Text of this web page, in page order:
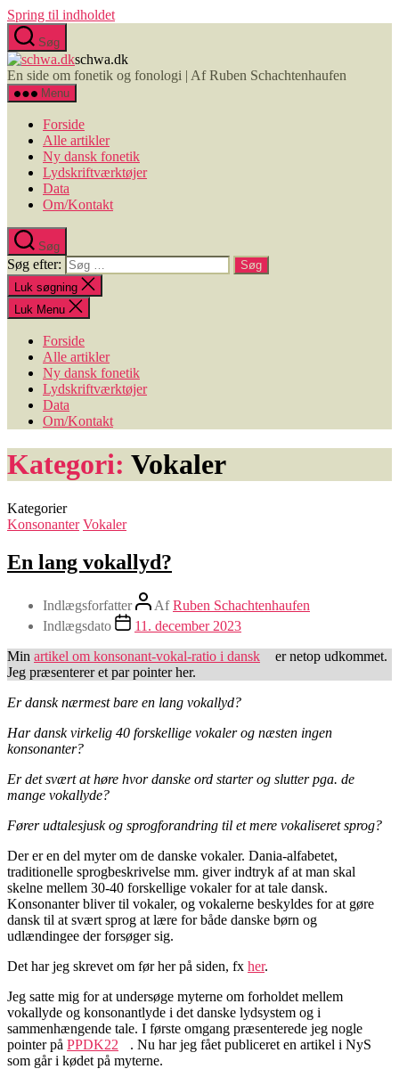
Spring til indholdet
Søg
schwa.dk
En side om fonetik og fonologi | Af Ruben Schachtenhaufen
Menu
Forside
Alle artikler
Ny dansk fonetik
Lydskriftværktøjer
Data
Om/Kontakt
Søg
Søg efter:
Luk søgning
Luk Menu
Forside
Alle artikler
Ny dansk fonetik
Lydskriftværktøjer
Data
Om/Kontakt
Kategori: Vokaler
Kategorier
Konsonanter Vokaler
En lang vokallyd?
Indlægsforfatter AfRuben Schachtenhaufen
Indlægsdato
11. december 2023
Min artikel om konsonant-vokal-ratio i dansk
er netop udkommet.
Jeg præsenterer et par pointer her.
Er dansk nærmest bare en lang vokallyd?
Har dansk virkelig 40 forskellige vokaler og næsten ingen
konsonanter?
Er det svært at høre hvor danske ord starter og slutter pga. de
mange vokallyde?
Fører udtalesjusk og sprogforandring til et mere vokaliseret sprog?
Der er en del myter om de danske vokaler. Dania-alfabetet,
traditionelle sprogbeskrivelse mm. giver indtryk af at man skal
skelne mellem 30-40 forskellige vokaler for at tale dansk.
Konsonanter bliver til vokaler, og vokalerne beskyldes for at gøre
dansk til at svært sprog at lære for både danske børn og
udlændingee der forsøger sig.
Det har jeg skrevet om før her på siden, fx her.
Jeg satte mig for at undersøge myterne om forholdet mellem
vokallyde og konsonantlyde i det danske lydsystem og i
sammenhængende tale. I første omgang præsenterede jeg nogle
pointer på PPDK22
. Nu har jeg fået publiceret en artikel i NyS
som går i kødet på myterne.